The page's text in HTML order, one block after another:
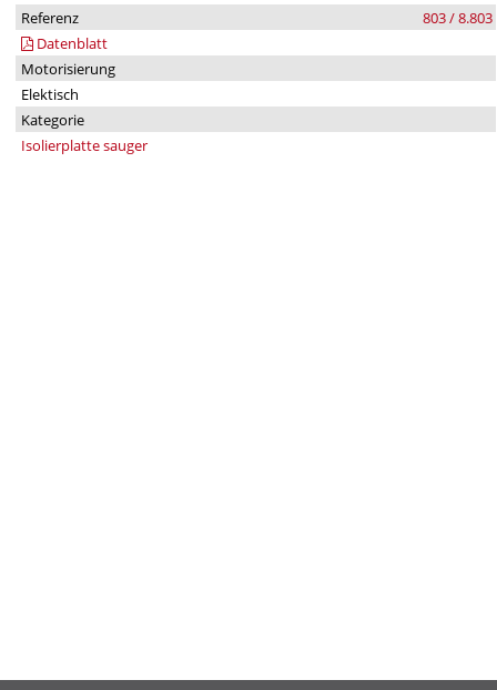
Referenz
803 / 8.803
Datenblatt
Motorisierung
Elektisch
Kategorie
Isolierplatte sauger